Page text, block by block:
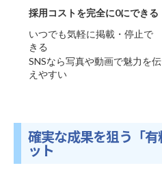
採用コストを完全に0にできる
いつでも気軽に掲載・停止で
きる
SNSなら写真や動画で魅力を伝
えやすい
確実な成果を狙う「
ット